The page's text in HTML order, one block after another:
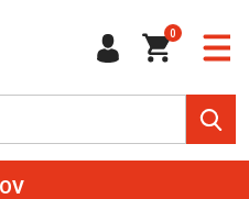
0